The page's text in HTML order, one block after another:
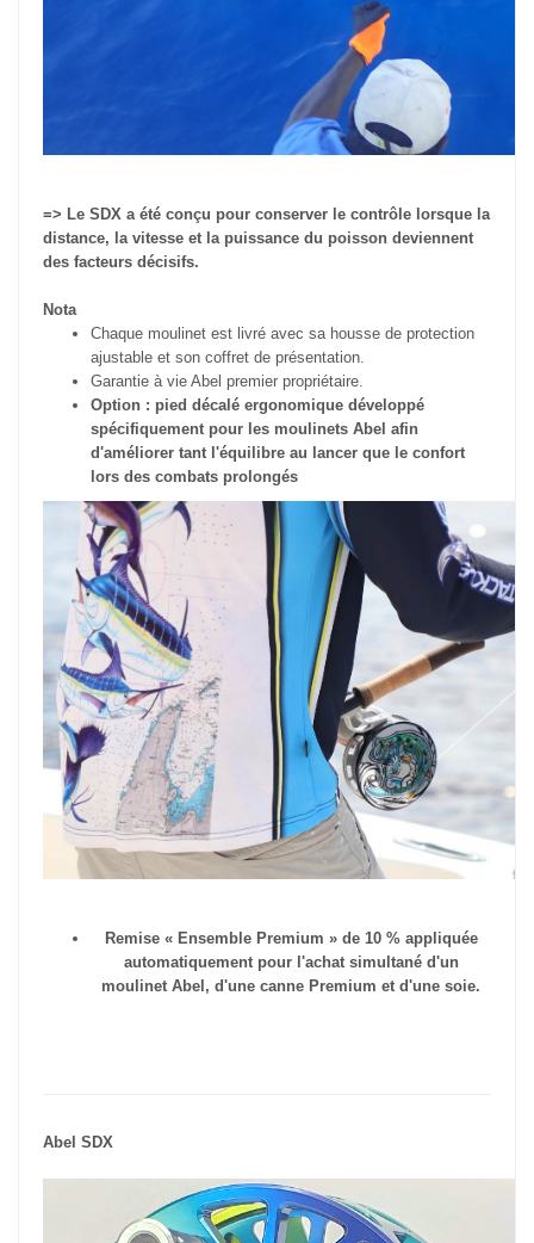
=> Le SDX a été conçu pour conserver le contrôle lorsque la
distance, la vitesse et la puissance du poisson deviennent
des facteurs décisifs.
Nota
Chaque moulinet est livré avec sa housse de protection
ajustable et son coffret de présentation.
Garantie à vie Abel premier propriétaire.
Option : pied décalé ergonomique développé
spécifiquement pour les moulinets Abel afin
d'améliorer tant l'équilibre au lancer que le confort
lors des combats prolongés
Remise « Ensemble Premium » de 10 % appliquée
automatiquement pour l'achat simultané d'un
moulinet Abel, d'une canne Premium et d'une soie.
Abel SDX